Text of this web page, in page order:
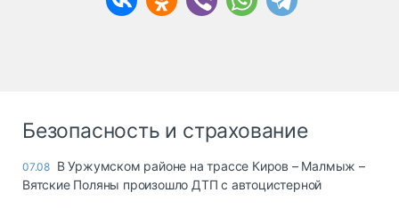
Безопасность и страхование
07.08 В Уржумском районе на трассе Киров – Малмыж –
Вятские Поляны произошло ДТП с автоцистерной